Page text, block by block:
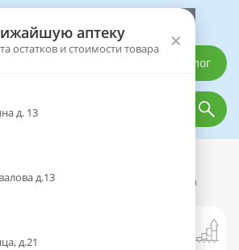
аптеку
остатков и стоимости товара ×
д. 13
д.13
д.21
Каталог
препараты
120 капс. 120мг №60